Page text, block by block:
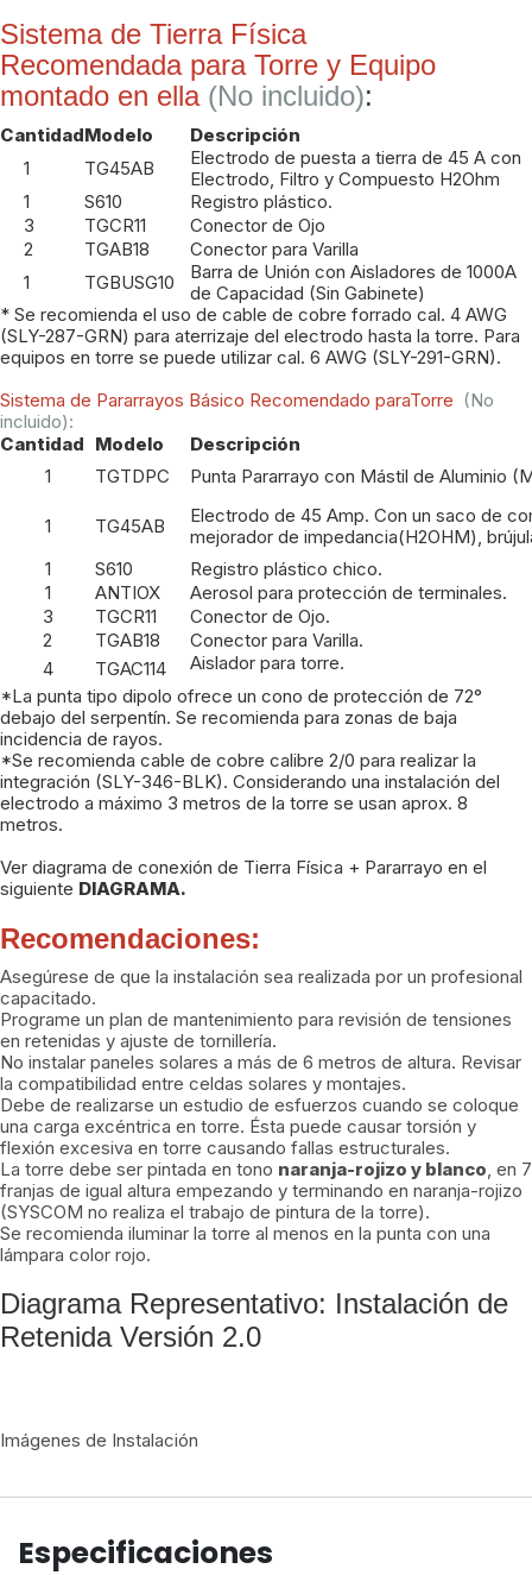
Sistema de Tierra Física
Recomendada para Torre y Equipo
montado en ella (No incluido):
CantidadModelo
Descripción
1
TG45AB
Electrodo de puesta a tierra de 45 A con
Electrodo, Filtro y Compuesto H2Ohm
1
S610
Registro plástico.
3
TGCR11
Conector de Ojo
2
TGAB18
Conector para Varilla
1
TGBUSG10
Barra de Unión con Aisladores de 1000A
de Capacidad (Sin Gabinete)
* Se recomienda el uso de cable de cobre forrado cal. 4 AWG
(SLY-287-GRN) para aterrizaje del electrodo hasta la torre. Para
equipos en torre se puede utilizar cal. 6 AWG (SLY-291-GRN).
Sistema de Pararrayos Básico Recomendado paraTorre (No
incluido):
Cantidad Modelo
Descripción
1
TGTDPC Punta Pararrayo con Mástil de Aluminio
1 TG45AB
Electrodo de 45 Amp. Con un saco de
mejorador de impedancia(H2OHM),
1
S610
Registro plástico chico.
1
ANTIOX
Aerosol para protección de terminales.
3
TGCR11
Conector de Ojo.
2
TGAB18
Conector para Varilla.
4
TGAC114
Aislador para torre.
*La punta tipo dipolo ofrece un cono de protección de 72°
debajo del serpentín. Se recomienda para zonas de baja
incidencia de rayos.
*Se recomienda cable de cobre calibre 2/0 para realizar la
integración (SLY-346-BLK). Considerando una instalación del
electrodo a máximo 3 metros de la torre se usan aprox. 8
metros.
Ver diagrama de conexión de Tierra Física + Pararrayo en el
siguiente DIAGRAMA.
Recomendaciones:
Asegúrese de que la instalación sea realizada por un profesional
capacitado.
Programe un plan de mantenimiento para revisión de tensiones
en retenidas y ajuste de tornillería.
No instalar paneles solares a más de 6 metros de altura. Revisar
la compatibilidad entre celdas solares y montajes.
Debe de realizarse un estudio de esfuerzos cuando se coloque
una carga excéntrica en torre. Ésta puede causar torsión y
flexión excesiva en torre causando fallas estructurales.
La torre debe ser pintada en tono naranja-rojizo y blanco, en 7
franjas de igual altura empezando y terminando en naranja-rojizo
(SYSCOM no realiza el trabajo de pintura de la torre).
Se recomienda iluminar la torre al menos en la punta con una
lámpara color rojo.
Diagrama Representativo: Instalación de
Retenida Versión 2.0
Imágenes de Instalación
Especificaciones